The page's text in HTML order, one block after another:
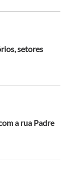
setores
a rua Padre